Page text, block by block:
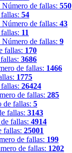
Número de fallas: 550
54
Número de fallas: 43
11
Número de fallas: 9
fallas: 170
3686
de fallas: 1466
1775
26424
de fallas: 285
de fallas: 5
fallas: 3143
fallas: 4914
fallas: 25001
de fallas: 199
de fallas: 1202